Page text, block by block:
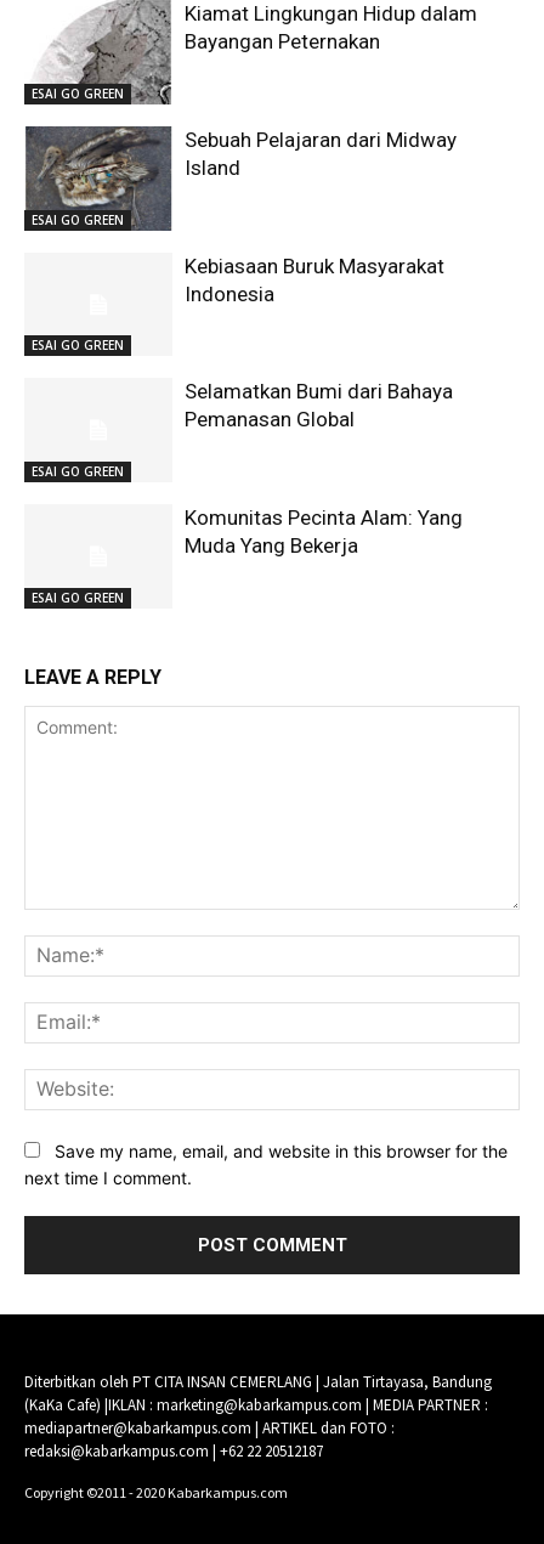
ESAI GO GREEN
Kiamat Lingkungan Hidup dalam
Bayangan Peternakan
ESAI GO GREEN
Sebuah Pelajaran dari Midway
Island
ESAI GO GREEN
Kebiasaan Buruk Masyarakat
Indonesia
ESAI GO GREEN
Selamatkan Bumi dari Bahaya
Pemanasan Global
ESAI GO GREEN
Komunitas Pecinta Alam: Yang
Muda Yang Bekerja
LEAVE A REPLY
Save my name, email, and website in this browser for the
next time I comment.
Diterbitkan oleh PT CITA INSAN CEMERLANG | Jalan Tirtayasa, Bandung
(KaKa Cafe) |IKLAN : marketing@kabarkampus.com | MEDIA PARTNER :
mediapartner@kabarkampus.com | ARTIKEL dan FOTO :
redaksi@kabarkampus.com | +62 22 20512187
Copyright ©2011 - 2020 Kabarkampus.com